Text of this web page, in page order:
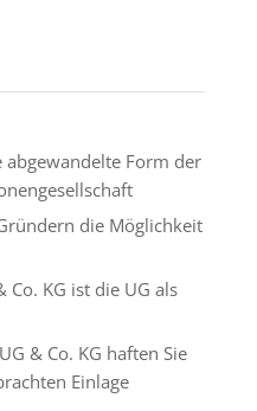
abgewandelte Form der
die Möglichkeit
KG ist die UG als
& Co. KG haften Sie
Einlage